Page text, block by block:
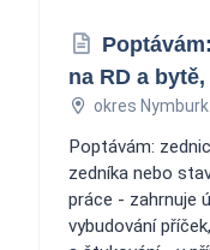
na RD a
okres Nymburk
Poptávám:
zedníka nebo
práce - zahrnuje
vybudování